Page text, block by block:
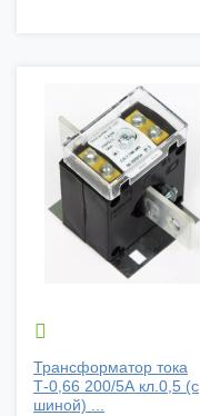

Трансформатор тока
Т-0,66 200/5А кл.0,5 (с
шиной) ...